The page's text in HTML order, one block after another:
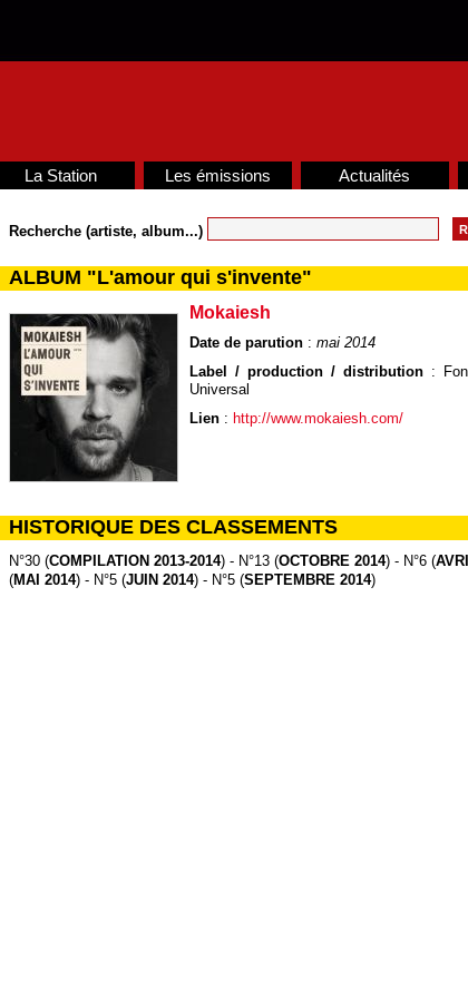
La Station Les émissions Actualités
Recherche (artiste, album...)
ALBUM "L'amour qui s'invente"
Mokaiesh
Date de parution: mai 2014
Label / production / distribution:
Universal
Lien: http://www.mokaiesh.com/
HISTORIQUE DES CLASSEMENTS
N°30 (COMPILATION 2013-2014) - N°13 (OCTOBRE 2014) - N°6 (
(MAI 2014) - N°5 (JUIN 2014) - N°5 (SEPTEMBRE 2014)